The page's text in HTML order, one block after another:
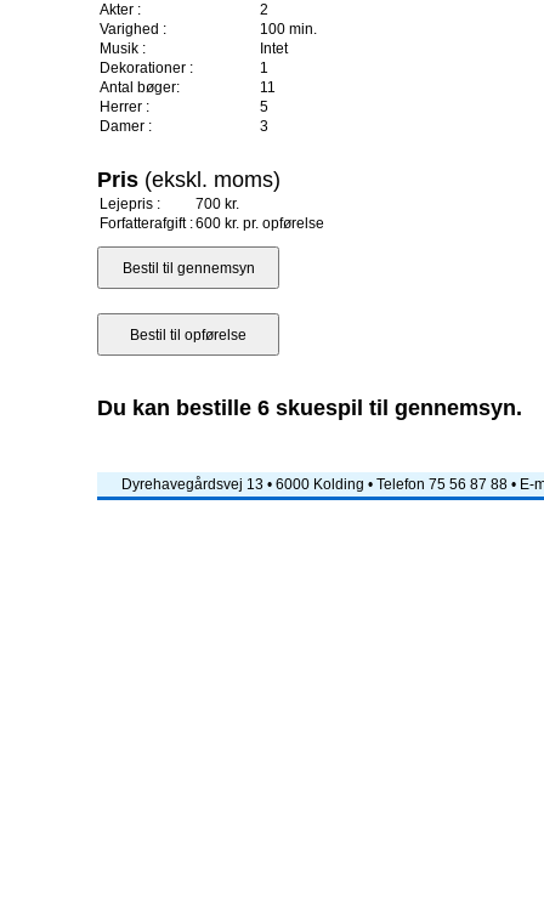
Akter :
2
Varighed :
100 min.
Musik :
Intet
Dekorationer :
1
Antal bøger:
11
Herrer :
5
Damer :
3
Pris (ekskl. moms)
Lejepris :
700 kr.
Forfatterafgift :600 kr. pr. opførelse
Du kan bestille 6 skuespil til gennemsyn.
Dyrehavegårdsvej 13 • 6000 Kolding • Telefon 75 56 87 88 • E-